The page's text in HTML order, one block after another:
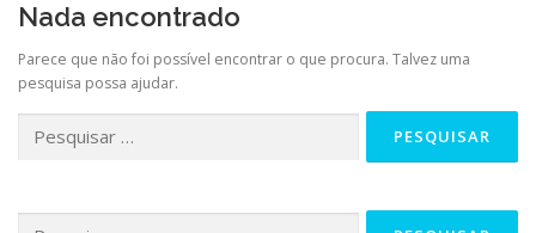
CONTACTOS ESPAÑOL
Nada encontrado
Parece que não foi possível encontrar o que procura. Talvez uma
pesquisa possa ajudar.
por: